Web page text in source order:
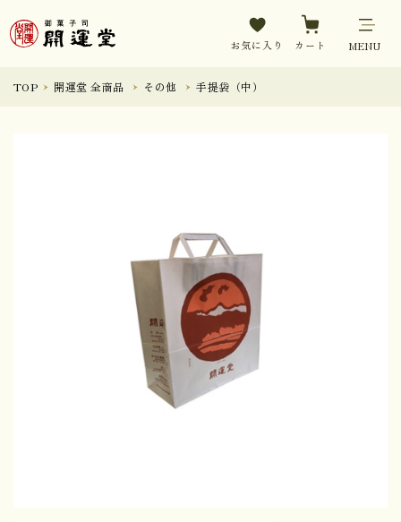
お気に入り カート MENU
TOP 開運堂 全商品 その他 手提袋（中）